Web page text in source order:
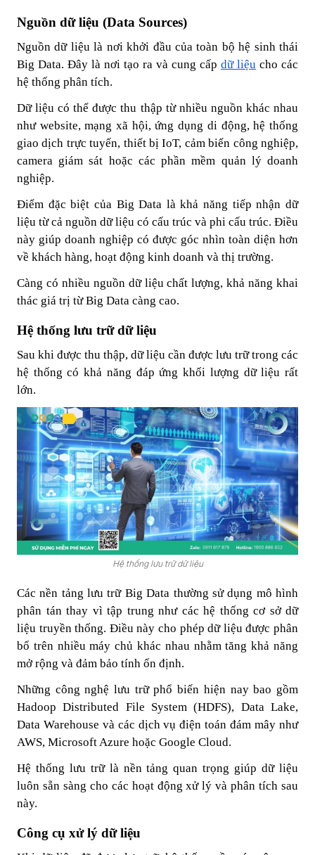
Nguồn dữ liệu (Data Sources)
Nguồn dữ liệu là nơi khởi đầu của toàn bộ hệ sinh thái
Big Data. Đây là nơi tạo ra và cung cấp dữ liệu cho các
hệ thống phân tích.
Dữ liệu có thể được thu thập từ nhiều nguồn khác nhau
như website, mạng xã hội, ứng dụng di động, hệ thống
giao dịch trực tuyến, thiết bị IoT, cảm biến công nghiệp,
camera giám sát hoặc các phần mềm quản lý doanh
nghiệp.
Điểm đặc biệt của Big Data là khả năng tiếp nhận dữ
liệu từ cả nguồn dữ liệu có cấu trúc và phi cấu trúc. Điều
này giúp doanh nghiệp có được góc nhìn toàn diện hơn
về khách hàng, hoạt động kinh doanh và thị trường.
Càng có nhiều nguồn dữ liệu chất lượng, khả năng khai
thác giá trị từ Big Data càng cao.
Hệ thống lưu trữ dữ liệu
Sau khi được thu thập, dữ liệu cần được lưu trữ trong các
hệ thống có khả năng đáp ứng khối lượng dữ liệu rất
lớn.
Hệ thống lưu trữ dữ liệu
Các nền tảng lưu trữ Big Data thường sử dụng mô hình
phân tán thay vì tập trung như các hệ thống cơ sở dữ
liệu truyền thống. Điều này cho phép dữ liệu được phân
bổ trên nhiều máy chủ khác nhau nhằm tăng khả năng
mở rộng và đảm bảo tính ổn định.
Những công nghệ lưu trữ phổ biến hiện nay bao gồm
Hadoop Distributed File System (HDFS), Data Lake,
Data Warehouse và các dịch vụ điện toán đám mây như
AWS, Microsoft Azure hoặc Google Cloud.
Hệ thống lưu trữ là nền tảng quan trọng giúp dữ liệu
luôn sẵn sàng cho các hoạt động xử lý và phân tích sau
này.
Công cụ xử lý dữ liệu